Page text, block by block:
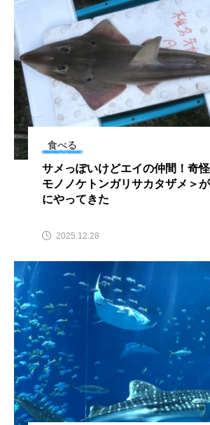
オーストラリア
カイロウドウケツ カイワリ
カエルアンコウ カガミガイ
カクレクマノミ カゴカマス
カブトエビ カブトクラゲ
カワバタモロコ カワムツ
キジハタ キス
キビナゴ キュウリエソ
ギギ ギンザケ ギンザメ
クサガメ クジラ クニマス
食べる
サメっぽいけどエイの仲間！奇
モノノケトンガリサカタザメ＞
にやってきた
2025.12.28